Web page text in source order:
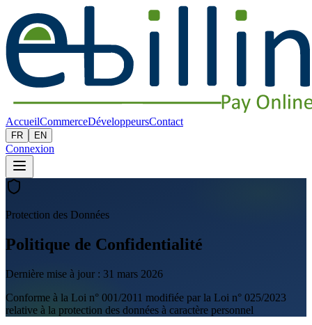
AccueilCommerceDéveloppeursContact
FR EN
Connexion
Protection des Données
Politique de Confidentialité
Dernière mise à jour : 31 mars 2026
Conforme à la Loi n° 001/2011 modifiée par la Loi n° 025/2023
relative à la protection des données à caractère personnel